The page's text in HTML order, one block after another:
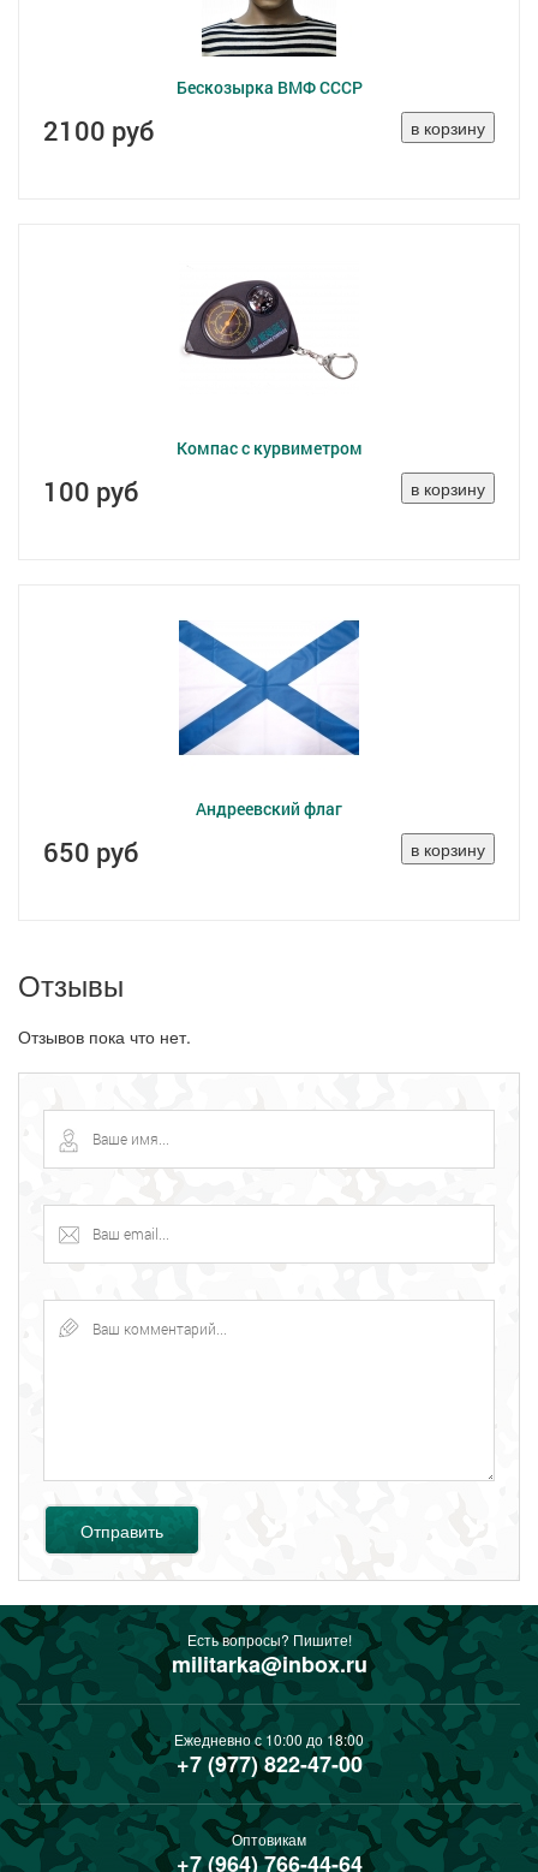
Бескозырка ВМФ СССР
2100 руб
Компас с курвиметром
100 руб
Андреевский флаг
650 руб
Отзывы
Отзывов пока что нет.
Отправить
Есть вопросы? Пишите!
militarka@inbox.ru
Ежедневно с 10:00 до 18:00
+7 (977) 822-47-00
Оптовикам
+7 (964) 766-44-64